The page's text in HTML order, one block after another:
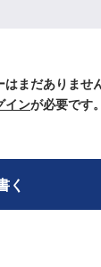
まだありません
インが必要です。
く